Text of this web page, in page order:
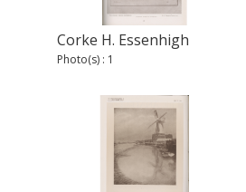
Corke H. Essenhigh
Photo(s) : 1